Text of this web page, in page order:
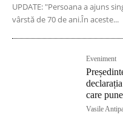
UPDATE: "Persoana a ajuns
vârstă de 70 de ani.În aceste...
Eveniment
care
Vasile